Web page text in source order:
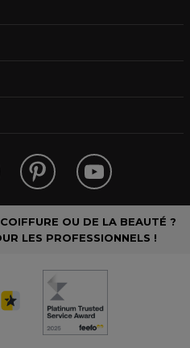
OU DE LA BEAUTÉ ?
LES PROFESSIONNELS !